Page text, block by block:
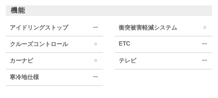
機能
アイドリングストップ ー 衝突被害軽減システム ○
クルーズコントロール ○ ETC ー
カーナビ ○ テレビ ー
寒冷地仕様 ー